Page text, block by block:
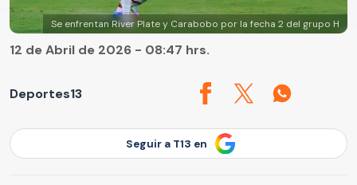
Se enfrentan River Plate y Carabobo por la fecha 2 del grupo H
Deportes13
12 de Abril de 2026 - 08:47 hrs.
Seguir a T13 en